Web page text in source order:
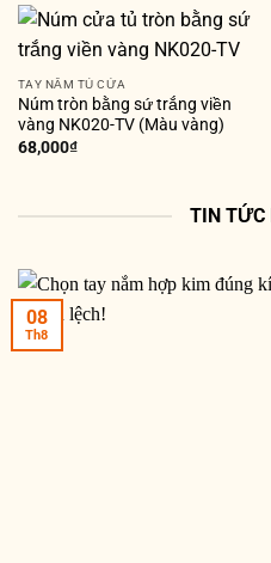
TAY NẮM TỦ CỬA
Núm tròn bằng sứ trắng viền
vàng NK020-TV (Màu vàng)
68,000₫
TIN TỨC
08
Th8